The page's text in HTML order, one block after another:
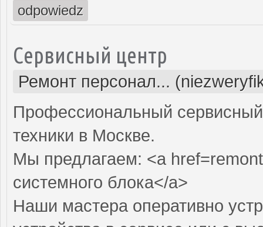
odpowiedz
Сервисный центр
Ремонт персонал...
Профессиональный
техники в Москве.
Мы предлагаем: <a
системного блока</a>
Наши мастера оперативно